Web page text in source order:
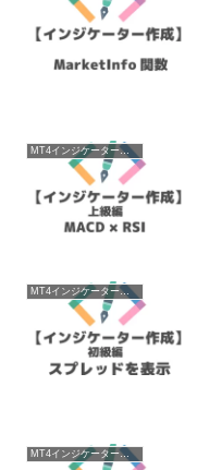
MT4インジケーター作成
MT4インジケーター作成
MT4インジケーター作成